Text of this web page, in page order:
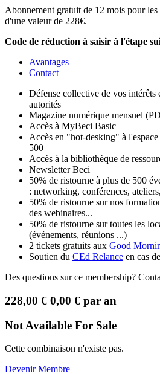
Abonnement gratuit de 12 mois pour les
d'une valeur de 228€.
Code de réduction à saisir à l'étape
Avantages
Contact
Défense collective de vos intérêts
autorités
Magazine numérique mensuel
Accès à MyBeci Basic
Accès en "hot-desking" à
500
Accès à la bibliothèque de
Newsletter Beci
50% de ristourne à plus de 500
: networking, conférences,
50% de ristourne sur nos
des webinaires...
50% de ristourne sur toutes les
(événements, réunions ...)
2 tickets gratuits aux Good
Soutien du CEd Relance en cas
Des questions sur ce membership?
228,00 € 0,00€ par an
Not Available For Sale
Cette combinaison n'existe pas.
Devenir Membre